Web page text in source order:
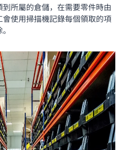
所屬的倉儲，在需要零件時由
使用掃描機記錄每個領取的項